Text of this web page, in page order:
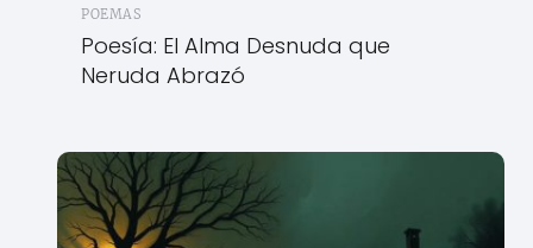
POEMAS
Poesía: El Alma Desnuda que
Neruda Abrazó